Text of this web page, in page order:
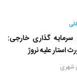
سرمایه گذاری خارجی:
استار علیه نروژ
شهری